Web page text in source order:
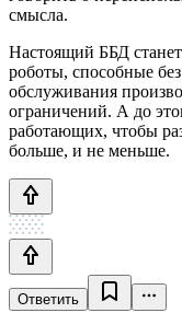
смысла.
Настоящий ББД
роботы, способные
обслуживания
ограничений. А до
работающих, чтобы
больше, и не меньше.
Ответить